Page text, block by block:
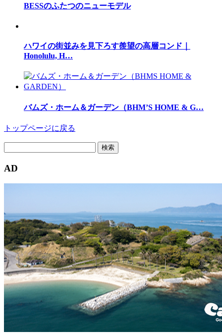
BESSのふたつのニューモデル
ハワイの街並みを見下ろす羨望の高層コンド｜
Honolulu, H…
バムズ・ホーム＆ガーデン（BHM’S HOME & G…
トップページに戻る
AD